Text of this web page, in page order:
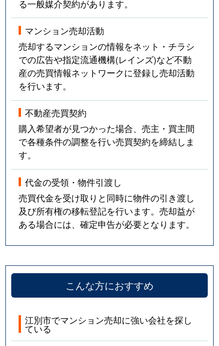
る一般媒介契約があります。
マンション売却活動
売却するマンションの情報をネット・チラシ
での広告や指定流通機構(レインズ)など不動
産の売買情報ネットワークに登録し売却活動
を行います。
不動産売買契約
購入希望者が見つかった場合、売主・買主間
で各種条件の調整を行い売買契約を締結しま
す。
代金の受領・物件引渡し
売買代金を受け取りと同時に物件の引き渡し
及び所有権の移転登記を行います。売却益が
ある場合には、確定申告が必要となります。
こんな方におすすめ
江別市でマンション売却に強い会社を探し
ている